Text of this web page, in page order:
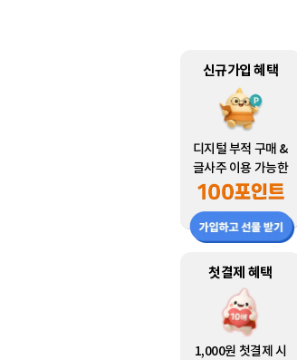
신규가입 혜택
디지털 부적 구매 &
글사주 이용 가능한
첫결제 혜택
1,000원 첫결제 시